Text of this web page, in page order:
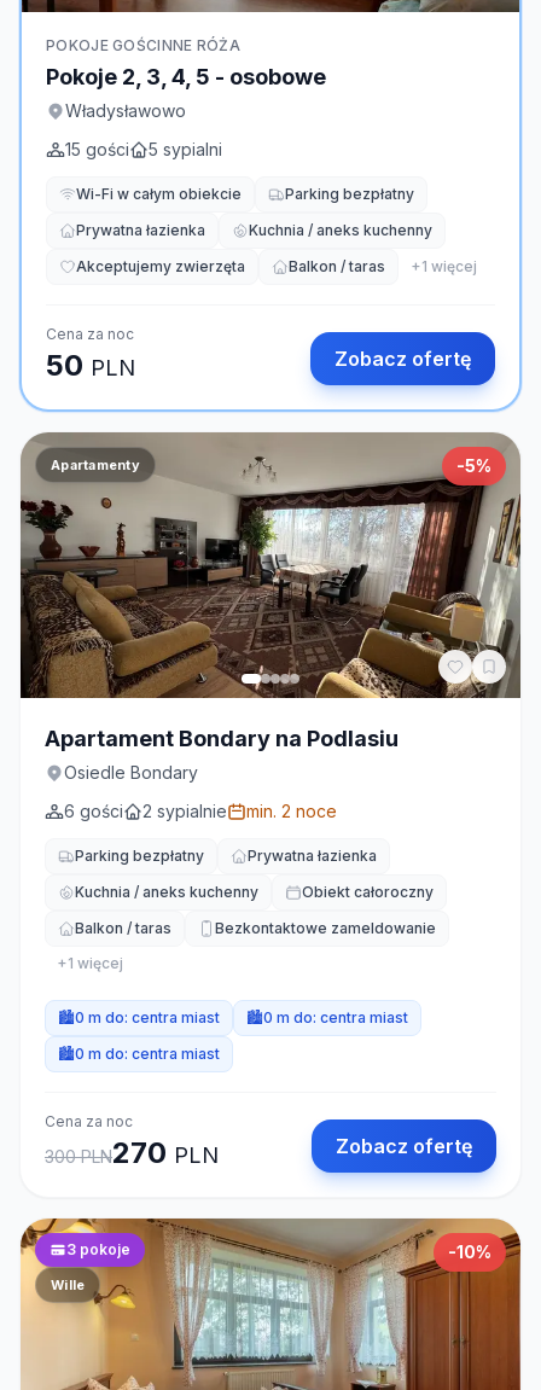
POKOJE GOŚCINNE RÓŻA
Pokoje 2, 3, 4, 5 - osobowe
Władysławowo
15 gości 5 sypialni
Wi-Fi w całym obiekcie
Parking bezpłatny
Prywatna łazienka
Kuchnia / aneks kuchenny
Akceptujemy zwierzęta
Balkon / taras +1 więcej
Cena za noc
50 PLN Zobacz ofertę
Apartamenty -5%
Apartament Bondary na Podlasiu
Osiedle Bondary
6 gości 2 sypialnie min. 2 noce
Parking bezpłatny
Prywatna łazienka
Kuchnia / aneks kuchenny
Obiekt całoroczny
Balkon / taras
Bezkontaktowe zameldowanie
+1 więcej
🏙️0 m do: centra miast 🏙️0 m do: centra miast
🏙️0 m do: centra miast
Cena za noc
300 PLN270 PLN Zobacz ofertę
3 pokoje
Wille
-10%